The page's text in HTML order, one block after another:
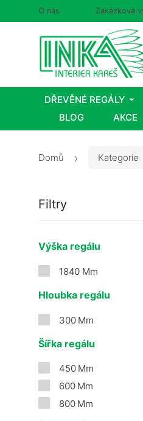
O nás Zakázková
DŘEVĚNÉ REGÁLY
BLOG
AKCE
Domů Kategorie
Filtry
Výška regálu
1840 Mm
Hloubka regálu
300 Mm
Šířka regálu
450 Mm
600 Mm
800 Mm